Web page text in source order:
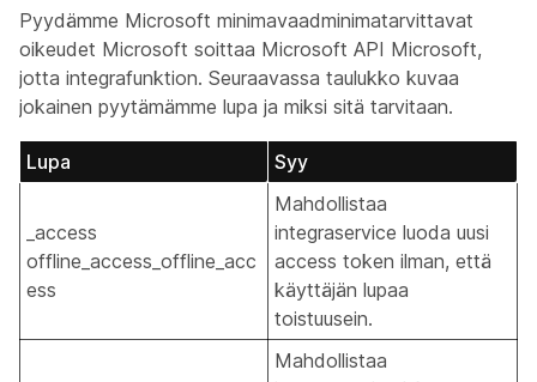
Pyydämme Microsoft minimavaadminimatarvittavat
oikeudet Microsoft soittaa Microsoft API Microsoft,
jotta integrafunktion. Seuraavassa taulukko kuvaa
jokainen pyytämämme lupa ja miksi sitä tarvitaan.
Lupa Syy
_access
offline_access_offline_acc
ess
Mahdollistaa
integraservice luoda uusi
access token ilman, että
käyttäjän lupaa
toistuusein.
Mahdollistaa